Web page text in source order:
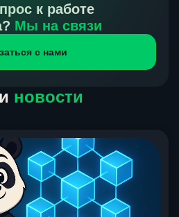
от тебя, а на другой части
на сайте, является
напиши в онлайн-
разобраться.
к работе
Мы на связи
с нами
новости